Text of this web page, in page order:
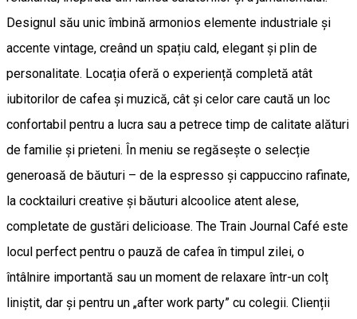
Designul său unic îmbină armonios elemente industriale și
accente vintage, creând un spațiu cald, elegant și plin de
personalitate. Locația oferă o experiență completă atât
iubitorilor de cafea și muzică, cât și celor care caută un loc
confortabil pentru a lucra sau a petrece timp de calitate alături
de familie și prieteni. În meniu se regăsește o selecție
generoasă de băuturi – de la espresso și cappuccino rafinate,
la cocktailuri creative și băuturi alcoolice atent alese,
completate de gustări delicioase. The Train Journal Café este
locul perfect pentru o pauză de cafea în timpul zilei, o
întâlnire importantă sau un moment de relaxare într-un colț
liniștit, dar și pentru un „after work party” cu colegii. Clienții